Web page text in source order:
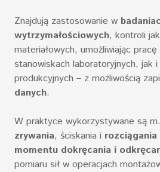
Znajdują zastosowanie w
wytrzymałościowych, kontroli
materiałowych, umożliwiając
stanowiskach laboratoryjnych, jak
produkcyjnych – z możliwością
danych.
W praktyce wykorzystywane są
zrywania, ściskania i
momentu dokręcania i
pomiaru sił w operacjach